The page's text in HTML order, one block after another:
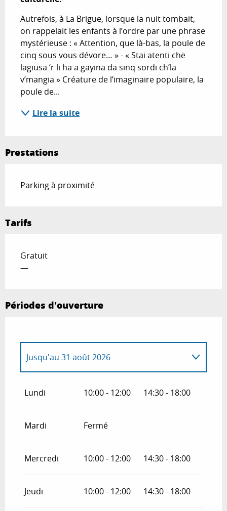
Autrefois, à La Brigue, lorsque la nuit tombait,
on rappelait les enfants à l’ordre par une phrase
mystérieuse : « Attention, que là-bas, la poule de
cinq sous vous dévore… » - « Stai atenti chë
lagiüsa ‘r li ha a gayina da sinq sordi ch’la
v’mangia » Créature de l’imaginaire populaire, la
poule de...
Lire la suite
Prestations
Parking à proximité
Tarifs
Gratuit
—
Périodes d'ouverture
Jusqu'au 31 août 2026
2026
Lundi 10:00 - 12:00 14:30 - 18:00
Mardi Fermé
Mercredi 10:00 - 12:00 14:30 - 18:00
Jeudi 10:00 - 12:00 14:30 - 18:00